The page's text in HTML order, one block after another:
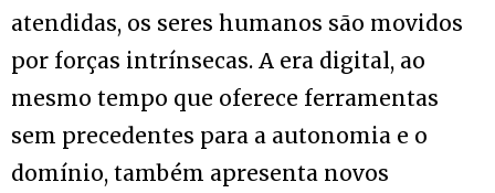
atendidas, os seres humanos são movidos
por forças intrínsecas. A era digital, ao
mesmo tempo que oferece ferramentas
sem precedentes para a autonomia e o
domínio, também apresenta novos